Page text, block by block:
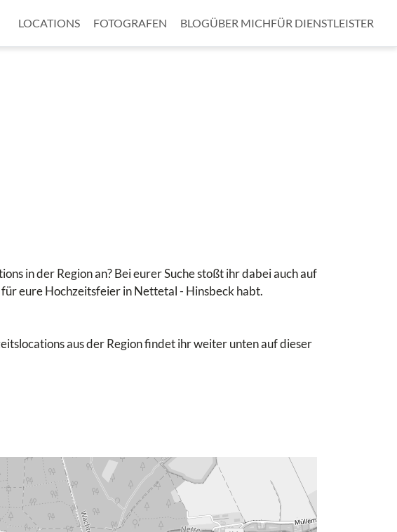
LOCATIONS FOTOGRAFEN BLOGÜBER MICHFÜR DIENSTLEISTER
in der Region an? Bei eurer Suche stoßt ihr dabei auch auf
eure Hochzeitsfeier in Nettetal - Hinsbeck habt.
aus der Region findet ihr weiter unten auf dieser